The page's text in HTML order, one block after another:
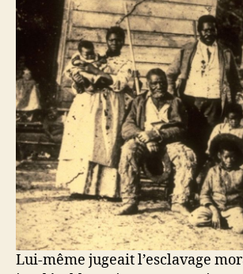
Lui-même jugeait l’esclavage